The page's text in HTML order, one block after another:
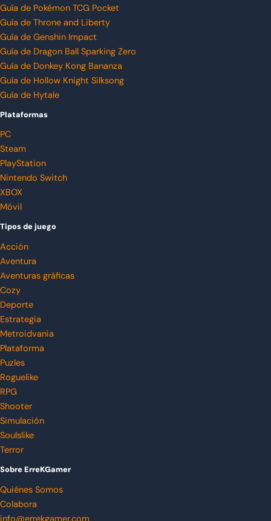
Guía de Pokémon TCG Pocket
Guía de Throne and Liberty
Guía de Genshin Impact
Guía de Dragon Ball Sparking Zero
Guía de Donkey Kong Bananza
Guía de Hollow Knight Silksong
Guía de Hytale
Plataformas
PC
Steam
PlayStation
Nintendo Switch
XBOX
Móvil
Tipos de juego
Acción
Aventura
Aventuras gráficas
Cozy
Deporte
Estrategia
Metroidvania
Plataforma
Puzles
Roguelike
RPG
Shooter
Simulación
Soulslike
Terror
Sobre ErreKGamer
Quiénes Somos
Colabora